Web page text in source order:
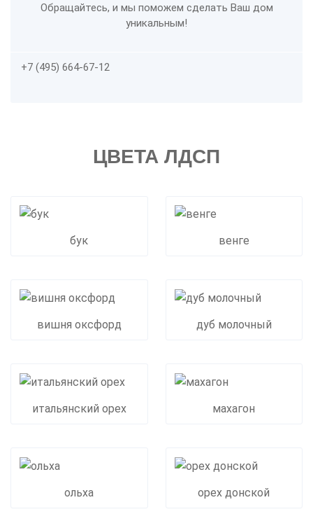
Обращайтесь, и мы поможем сделать Ваш дом
уникальным!
+7 (495) 664-67-12
ЦВЕТА ЛДСП
бук венге
вишня оксфорд дуб молочный
итальянский орех махагон
ольха орех донской